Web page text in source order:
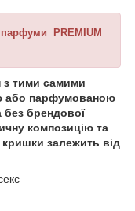
парфуми PREMIUM
з тими самими
або парфумованою
брендової
композицію та
кришки залежить від